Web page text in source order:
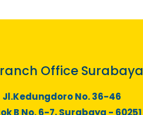
Office Surabaya
Jl.Kedungdoro No. 36-46
B No. 6-7, Surabaya - 60251